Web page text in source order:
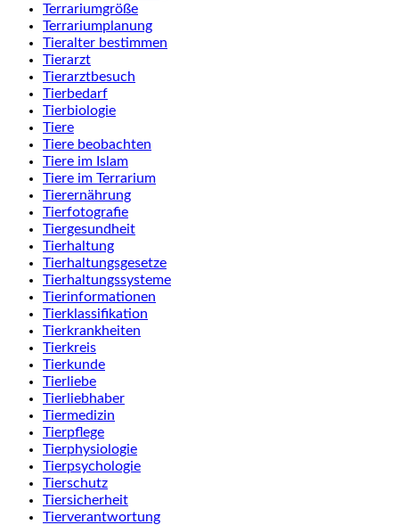
Terrariumgröße
Terrariumplanung
Tieralter bestimmen
Tierarzt
Tierarztbesuch
Tierbedarf
Tierbiologie
Tiere
Tiere beobachten
Tiere im Islam
Tiere im Terrarium
Tierernährung
Tierfotografie
Tiergesundheit
Tierhaltung
Tierhaltungsgesetze
Tierhaltungssysteme
Tierinformationen
Tierklassifikation
Tierkrankheiten
Tierkreis
Tierkunde
Tierliebe
Tierliebhaber
Tiermedizin
Tierpflege
Tierphysiologie
Tierpsychologie
Tierschutz
Tiersicherheit
Tierverantwortung